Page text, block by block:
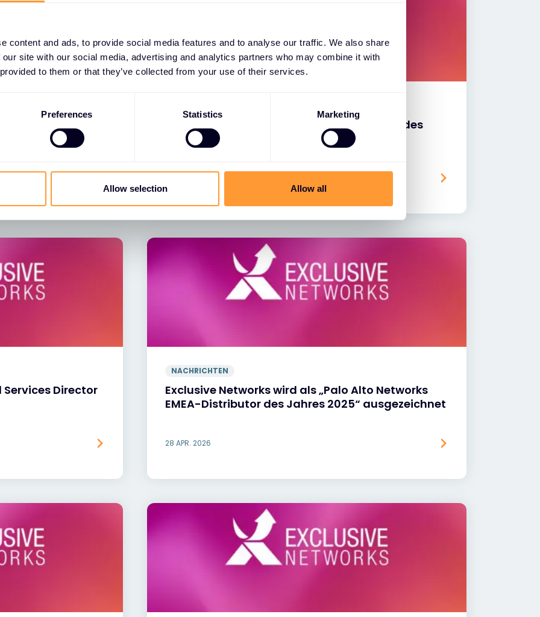
content and ads, to provide social media features and to analyse our traffic. We also share
site with our social media, advertising and analytics partners who may combine it with
to them or that they’ve collected from your use of their services.
Preferences Statistics Marketing
Allow selection Allow all
SASE MSP-
Exclusive Networks wird „EMEA-Distributor des
Jahres“ von Extreme Networks
Services Director
NACHRICHTEN
Exclusive Networks wird als „Palo Alto Networks
EMEA-Distributor des Jahres 2025“ ausgezeichnet
28 APR. 2026